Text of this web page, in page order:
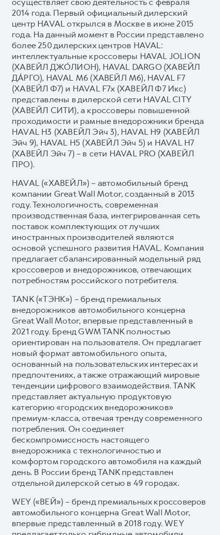
2014 года. Первый официальный дилерский
центр HAVAL открылся в Москве в июне 2015
года. На данный момент в России представлено
более 250 дилерских центров HAVAL:
интеллектуальные кроссоверы HAVAL JOLION
(ХАВЕЙЛ ДЖО́ЛИОН), HAVAL DARGO (ХАВЕЙЛ
ДА́РГО), HAVAL М6 (ХАВЕЙЛ M6), HAVAL F7
(ХАВЕЙЛ Ф7) и HAVAL F7x (ХАВЕЙЛ Ф7 Икс)
представлены в дилерской сети HAVAL CITY
(ХАВЕЙЛ СИТИ), а кроссоверы повышенной
проходимости и рамные внедорожники бренда
HAVAL H3 (ХАВЕЙЛ Эйч 3), HAVAL H9 (ХАВЕЙЛ
Эйч 9), HAVAL H5 (ХАВЕЙЛ Эйч 5) и HAVAL H7
(ХАВЕЙЛ Эйч 7) – в сети HAVAL PRO (ХАВЕЙЛ
ПРО).
HAVAL («ХАВЕЙЛ») – автомобильный бренд
компании Great Wall Motor, созданный в 2013
году. Технологичность, современная
производственная база, интегрированная сеть
поставок комплектующих от лучших
иностранных производителей являются
основой успешного развития HAVAL. Компания
предлагает сбалансированный модельный ряд
кроссоверов и внедорожников, отвечающих
потребностям российского потребителя.
TANK («ТЭНК») – бренд премиальных
внедорожников автомобильного концерна
Great Wall Motor, впервые представленный в
2021 году. Бренд GWM TANK полностью
ориентирован на пользователя. Он предлагает
новый формат автомобильного опыта,
основанный на пользовательских интересах и
предпочтениях, а также отражающий мировые
тенденции цифрового взаимодействия. TANK
представляет актуальную продуктовую
категорию «городских внедорожников»
премиум-класса, отвечая тренду современного
потребления. Он соединяет
бескомпромиссность настоящего
внедорожника с технологичностью и
комфортом городского автомобиля на каждый
день. В России бренд TANK представлен
отдельной дилерской сетью в 49 городах.
WEY («ВЕЙ») – бренд премиальных кроссоверов
автомобильного концерна Great Wall Motor,
впервые представленный в 2018 году. WEY